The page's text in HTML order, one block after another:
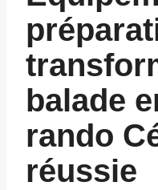
balade
rando
réussie